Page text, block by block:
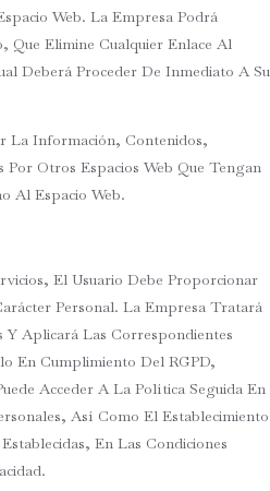
Web. La Empresa Podrá
Que Elimine Cualquier Enlace Al
Deberá Proceder De Inmediato A Su
La Información, Contenidos,
Por Otros Espacios Web Que Tengan
Al Espacio Web.
El Usuario Debe Proporcionar
Personal. La Empresa Tratará
Y Aplicará Las Correspondientes
En Cumplimiento Del RGPD,
Acceder A La Política Seguida En
Así Como El Establecimiento
En Las Condiciones